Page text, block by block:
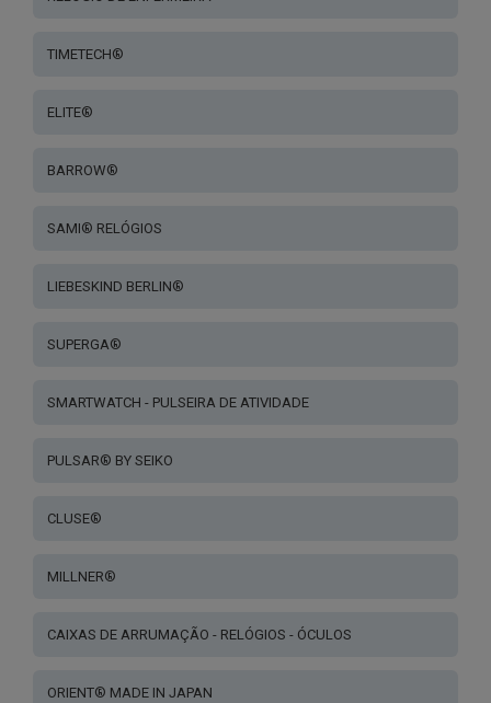
TIMETECH®
ELITE®
BARROW®
SAMI® RELÓGIOS
LIEBESKIND BERLIN®
SUPERGA®
SMARTWATCH - PULSEIRA DE ATIVIDADE
PULSAR® BY SEIKO
CLUSE®
MILLNER®
CAIXAS DE ARRUMAÇÃO - RELÓGIOS - ÓCULOS
ORIENT® MADE IN JAPAN